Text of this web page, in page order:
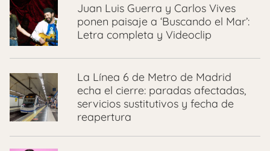
Juan Luis Guerra y Carlos Vives
ponen paisaje a ‘Buscando el Mar’:
Letra completa y Videoclip
La Línea 6 de Metro de Madrid
echa el cierre: paradas afectadas,
servicios sustitutivos y fecha de
reapertura